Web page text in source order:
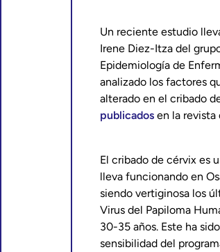
Un reciente estudio
Irene Diez-Itza del
Epidemiología de
analizado los factores
alterado en el cribado
publicados en la
El cribado de cérvix es
lleva funcionando en
siendo vertiginosa los
Virus del Papiloma
30-35 años. Este ha
sensibilidad del